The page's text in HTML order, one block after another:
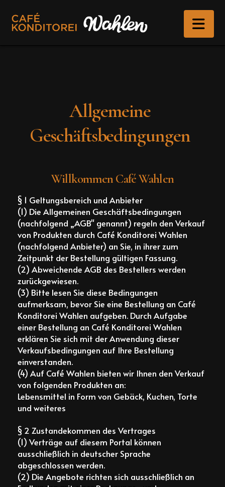
Allgemeine
Geschäftsbedingungen
Willkommen Café Wahlen
§ 1 Geltungsbereich und Anbieter
(1) Die Allgemeinen Geschäftsbedingungen
(nachfolgend „AGB" genannt) regeln den Verkauf
von Produkten durch Café Konditorei Wahlen
(nachfolgend Anbieter) an Sie, in ihrer zum
Zeitpunkt der Bestellung gültigen Fassung.
(2) Abweichende AGB des Bestellers werden
zurückgewiesen.
(3) Bitte lesen Sie diese Bedingungen
aufmerksam, bevor Sie eine Bestellung an Café
Konditorei Wahlen aufgeben. Durch Aufgabe
einer Bestellung an Café Konditorei Wahlen
erklären Sie sich mit der Anwendung dieser
Verkaufsbedingungen auf Ihre Bestellung
einverstanden.
(4) Auf Café Wahlen bieten wir Ihnen den Verkauf
von folgenden Produkten an:
Lebensmittel in Form von Gebäck, Kuchen, Torte
und weiteres
§ 2 Zustandekommen des Vertrages
(1) Verträge auf diesem Portal können
ausschließlich in deutscher Sprache
abgeschlossen werden.
(2) Die Angebote richten sich ausschließlich an